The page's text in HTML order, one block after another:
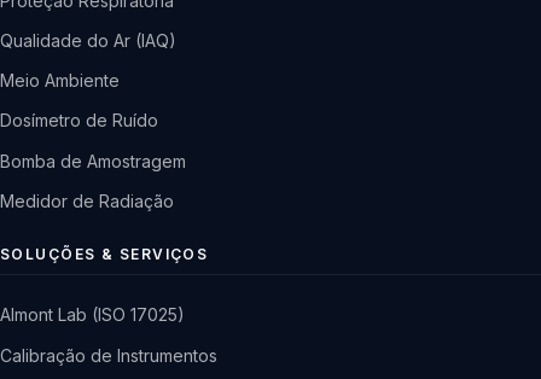
Qualidade do Ar (IAQ)
Meio Ambiente
Dosímetro de Ruído
Bomba de Amostragem
Medidor de Radiação
SOLUÇÕES & SERVIÇOS
Almont Lab (ISO 17025)
Calibração de Instrumentos